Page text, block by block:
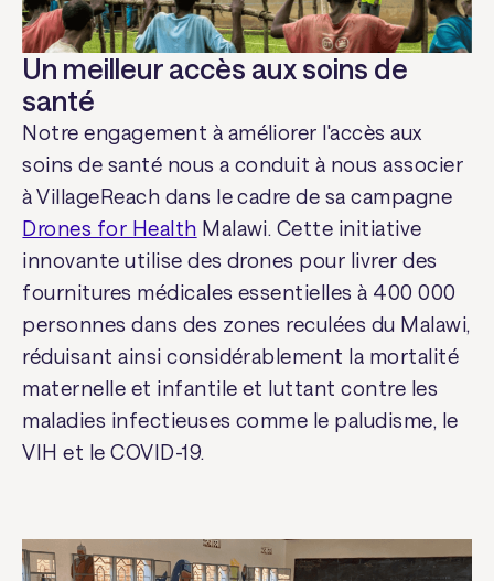
Un meilleur accès aux soins de
santé
Notre engagement à améliorer l'accès aux
soins de santé nous a conduit à nous associer
à VillageReach dans le cadre de sa campagne
Drones for Health Malawi. Cette initiative
innovante utilise des drones pour livrer des
fournitures médicales essentielles à 400 000
personnes dans des zones reculées du Malawi,
réduisant ainsi considérablement la mortalité
maternelle et infantile et luttant contre les
maladies infectieuses comme le paludisme, le
VIH et le COVID-19.